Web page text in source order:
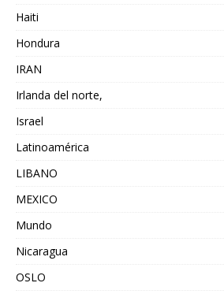
Haiti
Hondura
IRAN
Irlanda del norte,
Israel
Latinoamérica
LIBANO
MEXICO
Mundo
Nicaragua
OSLO